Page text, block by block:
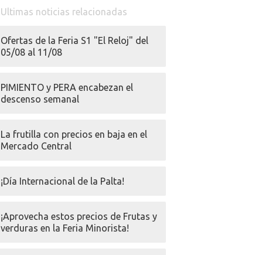
Ultimas noticias relacionadas
Ofertas de la Feria S1 "El Reloj" del
05/08 al 11/08
PIMIENTO y PERA encabezan el
descenso semanal
La frutilla con precios en baja en el
Mercado Central
¡Día Internacional de la Palta!
¡Aprovecha estos precios de Frutas y
verduras en la Feria Minorista!